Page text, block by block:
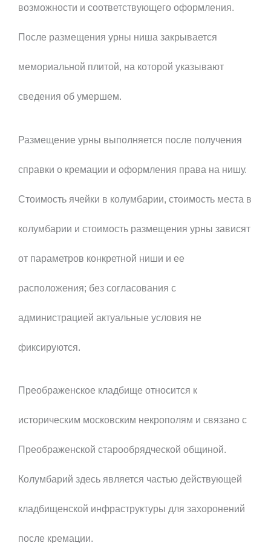
возможности и соответствующего оформления.
После размещения урны ниша закрывается
мемориальной плитой, на которой указывают
сведения об умершем.
Размещение урны выполняется после получения
справки о кремации и оформления права на нишу.
Стоимость ячейки в колумбарии, стоимость места в
колумбарии и стоимость размещения урны зависят
от параметров конкретной ниши и ее
расположения; без согласования с
администрацией актуальные условия не
фиксируются.
Преображенское кладбище относится к
историческим московским некрополям и связано с
Преображенской старообрядческой общиной.
Колумбарий здесь является частью действующей
кладбищенской инфраструктуры для захоронений
после кремации.